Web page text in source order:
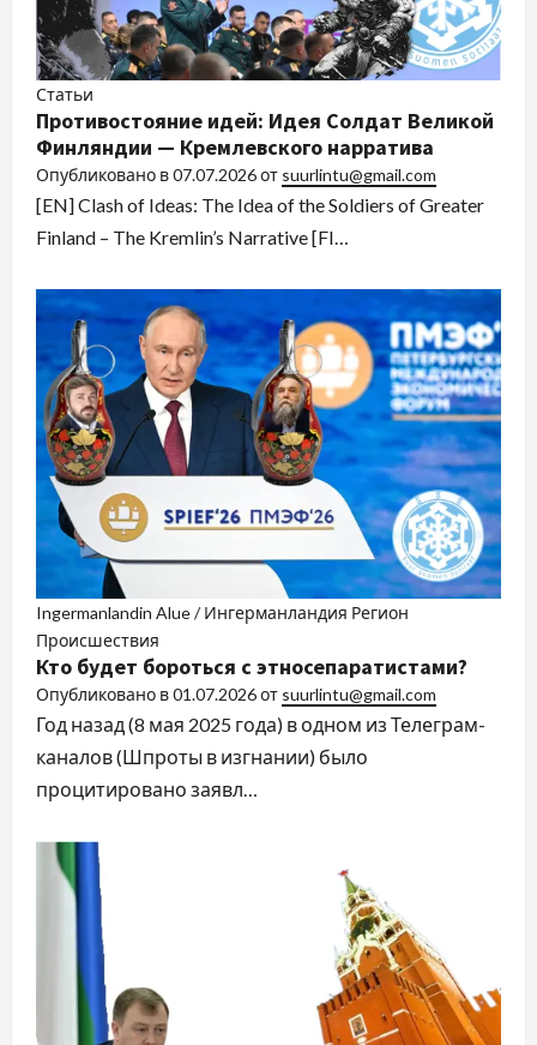
Статьи
Противостояние идей: Идея Солдат Великой
Финляндии — Кремлевского нарратива
Опубликовано в07.07.2026от suurlintu@gmail.com
[EN] Clash of Ideas: The Idea of the Soldiers of Greater
Finland – The Kremlin’s Narrative [FI…
Ingermanlandin Alue / Ингерманландия Регион
Происшествия
Кто будет бороться с этносепаратистами?
Опубликовано в01.07.2026от suurlintu@gmail.com
Год назад (8 мая 2025 года) в одном из Телеграм-
каналов (Шпроты в изгнании) было
процитировано заявл…